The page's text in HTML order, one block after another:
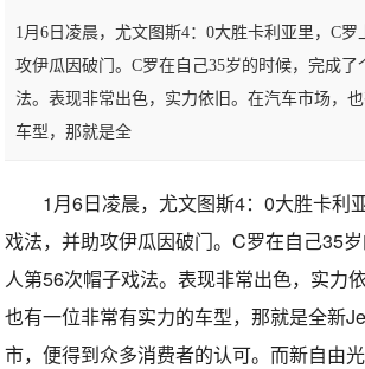
1月6日凌晨，尤文图斯4：0大胜卡利亚里，C罗
攻伊瓜因破门。C罗在自己35岁的时候，完成了
法。表现非常出色，实力依旧。在汽车市场，
车型，那就是全
1月6日凌晨，尤文图斯4：0大胜卡利
戏法，并助攻伊瓜因破门。C罗在自己35
人第56次帽子戏法。表现非常出色，实力
也有一位非常有实力的车型，那就是全新
市，便得到众多消费者的认可。而新自由光